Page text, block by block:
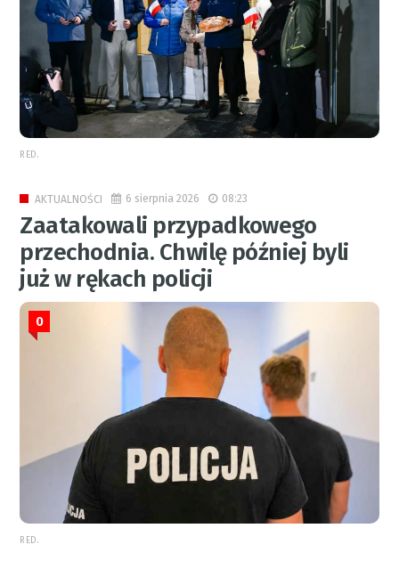
RED.
AKTUALNOŚCI 6 sierpnia 2026 08:23
Zaatakowali przypadkowego
przechodnia. Chwilę później byli
już w rękach policji
0
RED.